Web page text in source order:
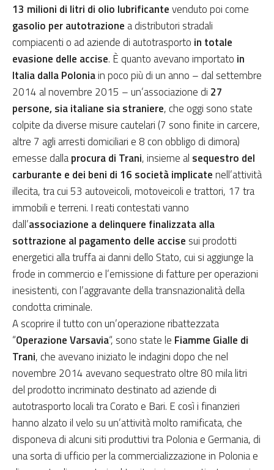
13 milioni di litri di olio lubrificantevenduto poi come
gasolio per autotrazione a distributori stradali
compiacenti o ad aziende di autotrasporto in totale
evasione delle accise. È quanto avevano importato in
Italia dalla Poloniain poco più di un anno – dal settembre
2014 al novembre 2015 – un’associazione di 27
persone, sia italiane sia straniere, che oggi sono state
colpite da diverse misure cautelari (7 sono finite in carcere,
altre 7 agli arresti domiciliari e 8 con obbligo di dimora)
emesse dallaprocura di Trani, insieme al sequestro del
carburante e dei beni di 16 società implicatenell’attività
illecita, tra cui 53 autoveicoli, motoveicoli e trattori, 17 tra
immobili e terreni. I reati contestati vanno
dall’associazione a delinquere finalizzata alla
sottrazione al pagamento delle accise sui prodotti
energetici alla truffa ai danni dello Stato, cui si aggiunge la
frode in commercio e l’emissione di fatture per operazioni
inesistenti, con l’aggravante della transnazionalità della
condotta criminale.
A scoprire il tutto con un’operazione ribattezzata
“Operazione Varsavia“, sono state le Fiamme Gialle di
Trani, che avevano iniziato le indagini dopo che nel
novembre 2014 avevano sequestrato oltre 80 mila litri
del prodotto incriminato destinato ad aziende di
autotrasporto locali tra Corato e Bari. E così i finanzieri
hanno alzato il velo su un’attività molto ramificata, che
disponeva di alcuni siti produttivi tra Polonia e Germania, di
una sorta di ufficio per la commercializzazione in Polonia e